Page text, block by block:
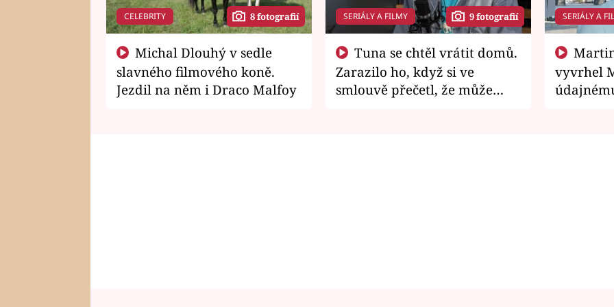
CELEBRITY 8 fotografií
slavného filmového koně.
Jezdil na něm i Draco Malfoy
SERIÁLY A FILMY 9 fotografií
Zarazilo ho, když si ve
smlouvě přečetl, že může
SERIÁLY A
vyvrhel